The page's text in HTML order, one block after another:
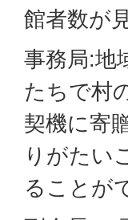
館者数が
事務局:地
たちで村
契機に寄
りがたい
ることが